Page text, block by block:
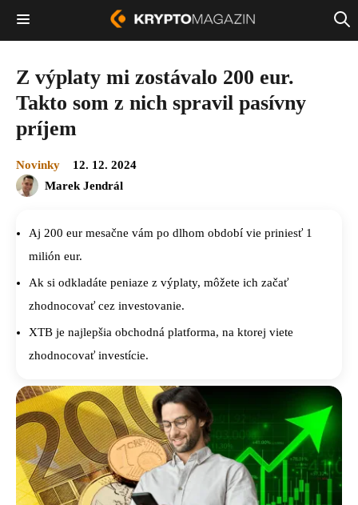
Z výplaty mi zostávalo 200 eur.
Takto som z nich spravil pasívny
príjem
Novinky
12. 12. 2024
Marek Jendrál
Aj 200 eur mesačne vám po dlhom období vie priniesť 1
milión eur.
Ak si odkladáte peniaze z výplaty, môžete ich začať
zhodnocovať cez investovanie.
XTB je najlepšia obchodná platforma, na ktorej viete
zhodnocovať investície.